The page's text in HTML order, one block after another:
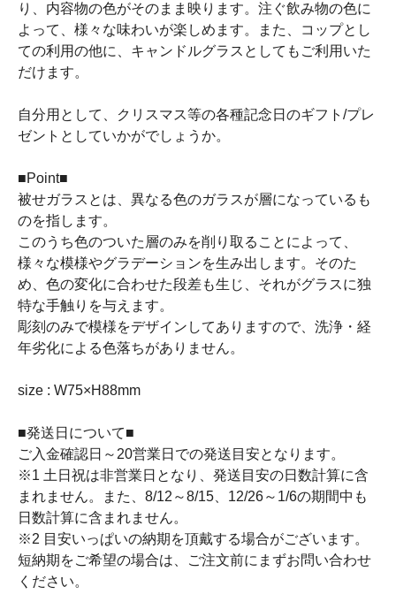
り、内容物の色がそのまま映ります。注ぐ飲み物の色に
よって、様々な味わいが楽しめます。また、コップとし
ての利用の他に、キャンドルグラスとしてもご利用いた
だけます。
自分用として、クリスマス等の各種記念日のギフト/プレ
ゼントとしていかがでしょうか。
■Point■
被せガラスとは、異なる色のガラスが層になっているも
のを指します。
このうち色のついた層のみを削り取ることによって、
様々な模様やグラデーションを生み出します。そのた
め、色の変化に合わせた段差も生じ、それがグラスに独
特な手触りを与えます。
彫刻のみで模様をデザインしてありますので、洗浄・経
年劣化による色落ちがありません。
size : W75×H88mm
■発送日について■
ご入金確認日～20営業日での発送目安となります。
※1 土日祝は非営業日となり、発送目安の日数計算に含
まれません。また、8/12～8/15、12/26～1/6の期間中も
日数計算に含まれません。
※2 目安いっぱいの納期を頂戴する場合がございます。
短納期をご希望の場合は、ご注文前にまずお問い合わせ
ください。